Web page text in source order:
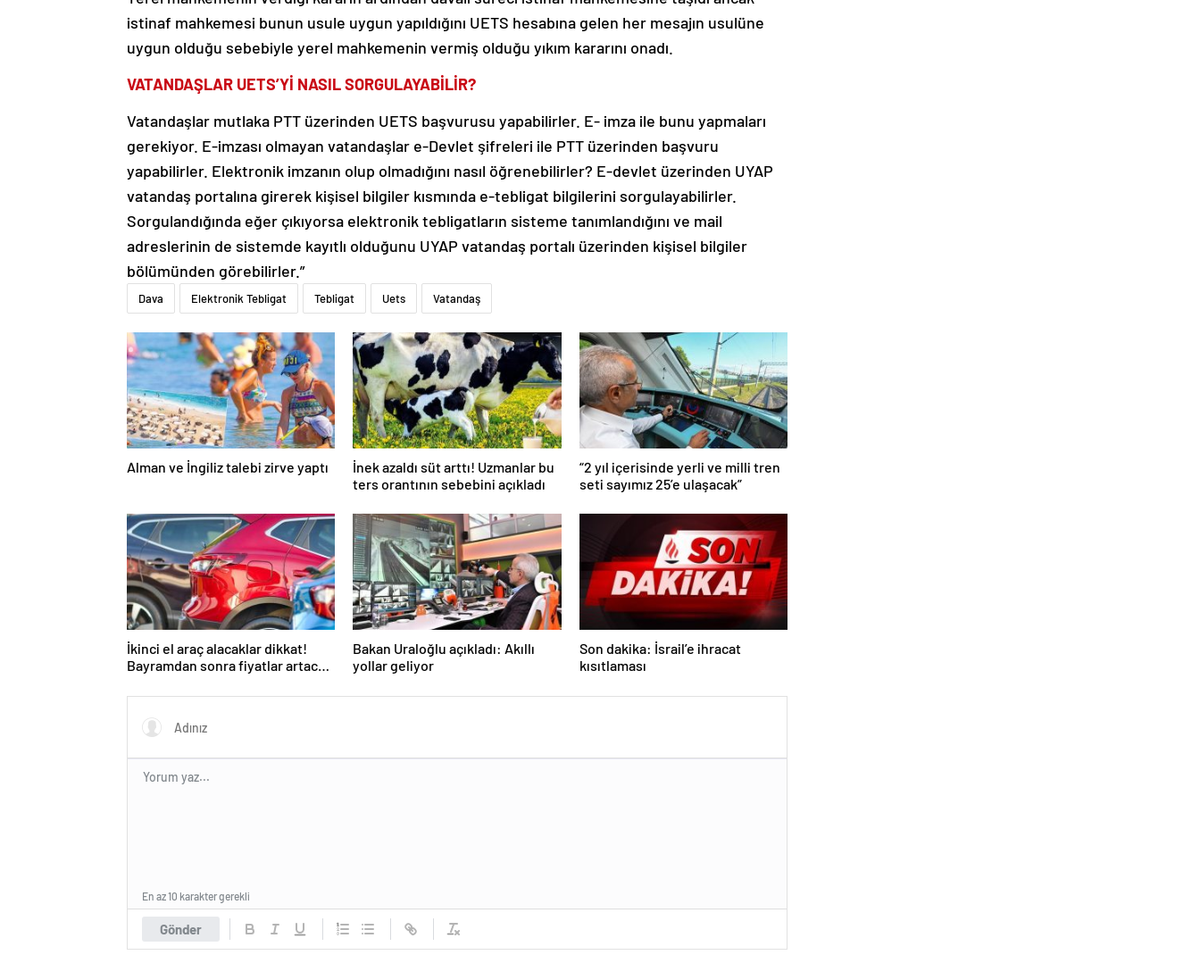
istinaf mahkemesi bunun usule uygun yapıldığını UETS hesabına gelen her mesajın usulüne
uygun olduğu sebebiyle yerel mahkemenin vermiş olduğu yıkım kararını onadı.
VATANDAŞLAR UETS’Yİ NASIL SORGULAYABİLİR?
Vatandaşlar mutlaka PTT üzerinden UETS başvurusu yapabilirler. E- imza ile bunu yapmaları
gerekiyor. E-imzası olmayan vatandaşlar e-Devlet şifreleri ile PTT üzerinden başvuru
yapabilirler. Elektronik imzanın olup olmadığını nasıl öğrenebilirler? E-devlet üzerinden UYAP
vatandaş portalına girerek kişisel bilgiler kısmında e-tebligat bilgilerini sorgulayabilirler.
Sorgulandığında eğer çıkıyorsa elektronik tebligatların sisteme tanımlandığını ve mail
adreslerinin de sistemde kayıtlı olduğunu UYAP vatandaş portalı üzerinden kişisel bilgiler
bölümünden görebilirler.”
Dava Elektronik Tebligat Tebligat Uets Vatandaş
Alman ve İngiliz talebi zirve yaptı
İnek azaldı süt arttı! Uzmanlar bu
ters orantının sebebini açıkladı
“2 yıl içerisinde yerli ve milli tren
seti sayımız 25’e ulaşacak”
İkinci el araç alacaklar dikkat!
Bayramdan sonra fiyatlar artacak
Bakan Uraloğlu açıkladı: Akıllı
yollar geliyor
Son dakika: İsrail’e ihracat
kısıtlaması
Gönder
En az 10 karakter gerekli